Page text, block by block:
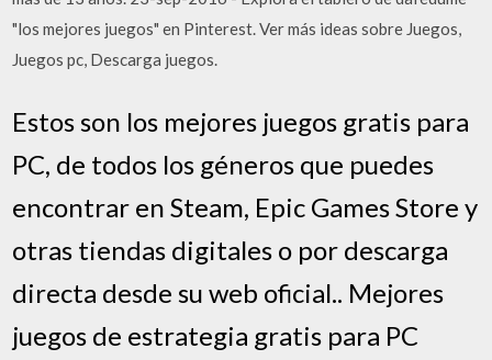
"los mejores juegos" en Pinterest. Ver más ideas sobre Juegos,
Juegos pc, Descarga juegos.
Estos son los mejores juegos gratis para
PC, de todos los géneros que puedes
encontrar en Steam, Epic Games Store y
otras tiendas digitales o por descarga
directa desde su web oficial.. Mejores
juegos de estrategia gratis para PC